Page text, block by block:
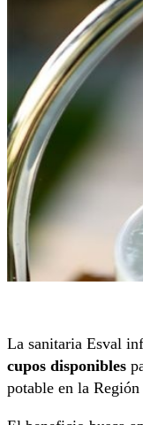
La sanitaria Esval
cupos disponibles
potable en la